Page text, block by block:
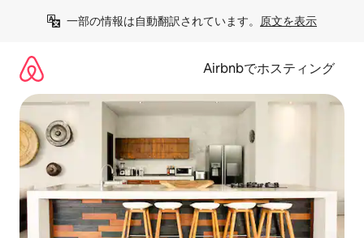
一部の情報は自動翻訳されています。 原文を表示
Airbnbでホスティング